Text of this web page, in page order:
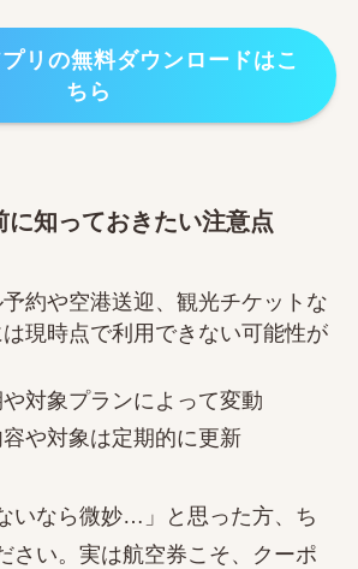
リの無料ダウンロードはこ
ちら
に知っておきたい注意点
約や空港送迎、観光チケットな
現時点で利用できない可能性が
対象プランによって変動
や対象は定期的に更新
いなら微妙…」と思った方、ち
さい。実は航空券こそ、クーポ